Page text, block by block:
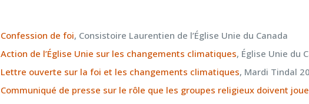
Confession de foi, Consistoire Laurentien de l’Église Unie du Canada
Action de l’Église Unie sur les changements climatiques, Église Unie du
Lettre ouverte sur la foi et les changements climatiques, Mardi Tindal
Communiqué de presse sur le rôle que les groupes religieux doivent